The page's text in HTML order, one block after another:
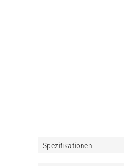
Spezifikationen